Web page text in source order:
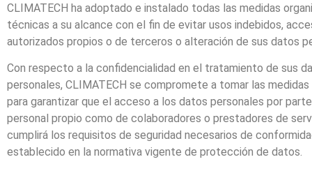
CLIMATECH ha adoptado e instalado todas las medidas
técnicas a su alcance con el fin de evitar usos indebidos,
autorizados propios o de terceros o alteración de sus datos
Con respecto a la confidencialidad en el tratamiento de sus
personales, CLIMATECH se compromete a tomar las medidas
para garantizar que el acceso a los datos personales por
personal propio como de colaboradores o prestadores de
cumplirá los requisitos de seguridad necesarios de
establecido en la normativa vigente de protección de datos.